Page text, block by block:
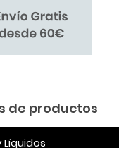
de productos